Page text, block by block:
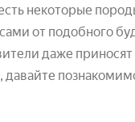
некоторые
от подобного
даже
давайте